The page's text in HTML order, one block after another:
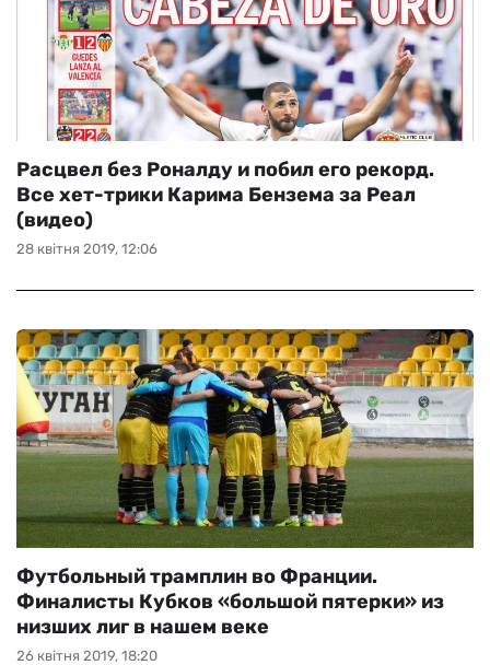
28 квітня 2019, 12:06
Расцвел без Роналду и побил его рекорд.
Все хет-трики Карима Бензема за Реал
(видео)
26 квітня 2019, 18:20
Футбольный трамплин во Франции.
Финалисты Кубков «большой пятерки» из
низших лиг в нашем веке